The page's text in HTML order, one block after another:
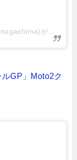
がシェアした投稿 –
GP」Moto2ク